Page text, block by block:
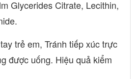
Glycerides Citrate, Lecithin,
trẻ em, Tránh tiếp xúc trực
được uống. Hiệu quả kiểm